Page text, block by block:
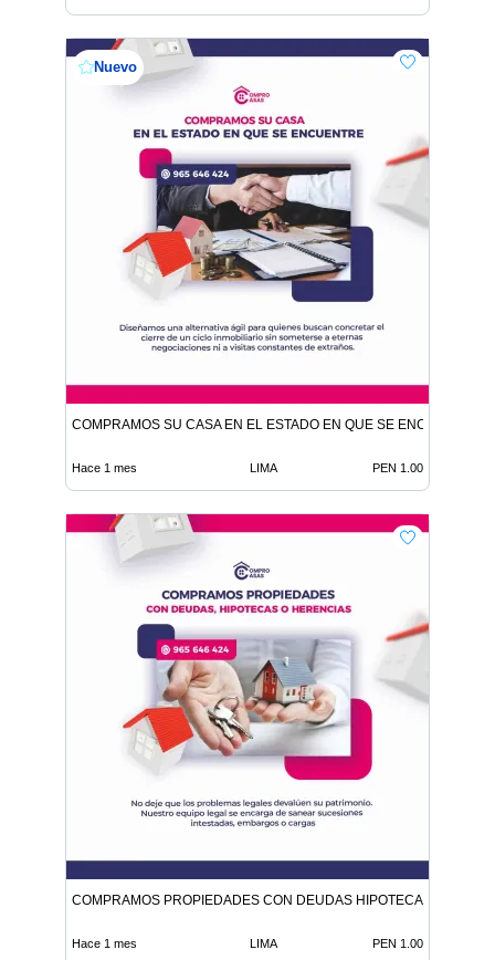
Nuevo
COMPRAMOS SU CASA EN EL ESTADO EN QUE SE ENCUENTRE
Hace 1 mes LIMA PEN 1.00
COMPRAMOS PROPIEDADES CON DEUDAS HIPOTECAS O
Hace 1 mes LIMA PEN 1.00